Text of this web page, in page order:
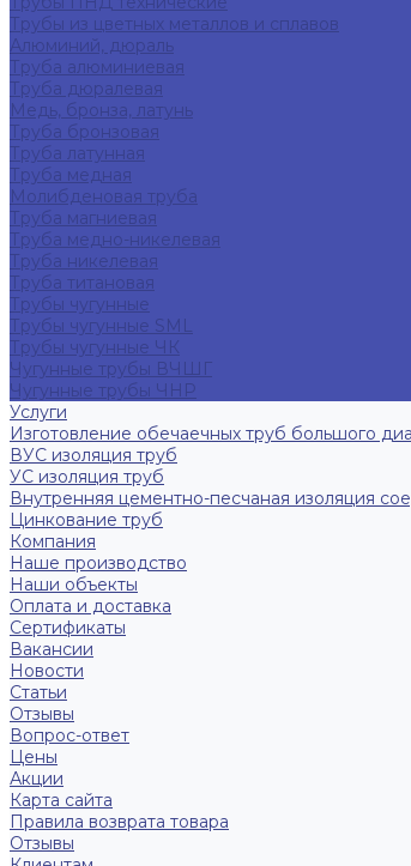
Трубы из цветных металлов и сплавов
Алюминий, дюраль
Труба алюминиевая
Труба дюралевая
Медь, бронза, латунь
Труба бронзовая
Труба латунная
Труба медная
Молибденовая труба
Труба магниевая
Труба медно-никелевая
Труба никелевая
Труба титановая
Трубы чугунные
Трубы чугунные SML
Трубы чугунные ЧК
Чугунные трубы ВЧШГ
Чугунные трубы ЧНР
Услуги
Изготовление обечаечных труб большого
ВУС изоляция труб
УС изоляция труб
Внутренняя цементно-песчаная изоляция
Цинкование труб
Компания
Наше производство
Наши объекты
Оплата и доставка
Сертификаты
Вакансии
Новости
Статьи
Отзывы
Вопрос-ответ
Цены
Акции
Карта сайта
Правила возврата товара
Отзывы